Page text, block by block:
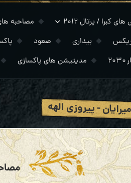
کبرا / پرتال ۲۰۱۲ مصاحبه
بیداری صعود
مدیتیشن های پاکسازی
- پیروزی الهه
مصاحبه